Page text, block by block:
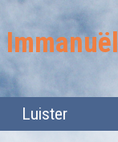
Immanuël
Luister